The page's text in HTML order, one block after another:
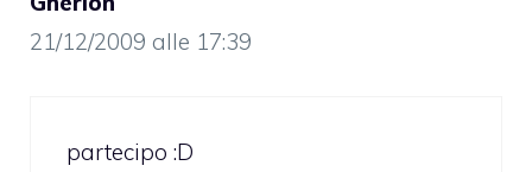
21/12/2009 alle 17:39
partecipo :D